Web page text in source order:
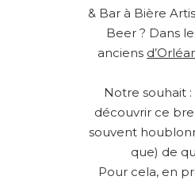
& Bar à Bière
Beer ? Dans
anciens
Notre souhait :
découvrir ce
souvent
que) de
Pour cela, en